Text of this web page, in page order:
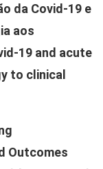
da Covid-19 e
aos
19 and acute
to clinical
Outcomes